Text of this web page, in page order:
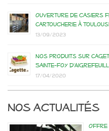
Ouverture de casiers
Cartoucherie à
13/09/2023
Nos produits sur
Sainte-Foy
17/04/2020
Nos actualités
Offre